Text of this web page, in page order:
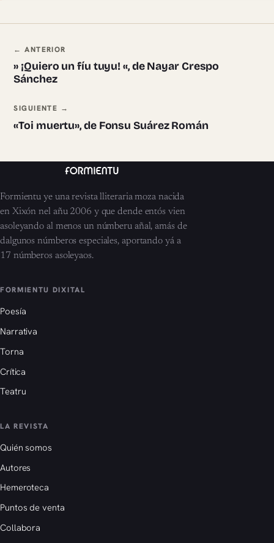
Navegación ente pieces
← ANTERIOR
» ¡Quiero un fíu tuyu! «, de Nayar Crespo
Sánchez
SIGUIENTE →
«Toi muertu», de Fonsu Suárez Román
Formientu ye una revista lliteraria moza nacida
en Xixón nel añu 2006 y que dende entós vien
asoleyando al menos un númberu añal, amás de
dalgunos númberos especiales, aportando yá a
17 númberos asoleyaos.
FORMIENTU DIXITAL
Poesía
Narrativa
Torna
Crítica
Teatru
LA REVISTA
Quién somos
Autores
Hemeroteca
Puntos de venta
Collabora